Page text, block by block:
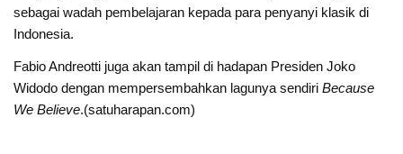
sebagai wadah pembelajaran kepada para penyanyi klasik di
Indonesia.
Fabio Andreotti juga akan tampil di hadapan Presiden Joko
Widodo dengan mempersembahkan lagunya sendiriBecause
We Believe.(satuharapan.com)